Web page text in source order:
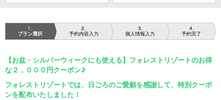
お部屋
1
プラン選択
2
予約内容入力
3
個人情報入力
4
予約完了
【お盆・シルバーウィークにも使える】フォレストリゾートのお得
な２，０００円クーポン♪
フォレストリゾートでは、日ごろのご愛顧を感謝して、特別クーポ
ンを配布いたしました！